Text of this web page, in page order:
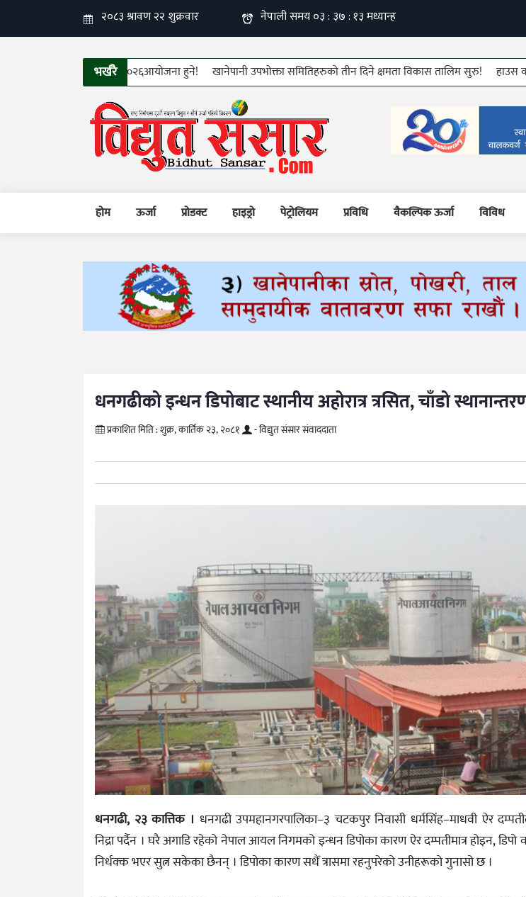
भर्खरै
फिन इलेक्ट्रो–टेक २०२६आयोजना हुने! खानेपानी उपभोक्ता समितिहरुको तीन दिने क्षमता विकास तालिम सुरु! हाउस वायरीङ्ग
होम ऊर्जा प्रोडक्ट हाइड्रो पेट्रोलियम प्रविधि वैकल्पिक ऊर्जा विविध
धनगढीको इन्धन डिपोबाट स्थानीय अहोरात्र त्रसित, चाँडो
प्रकाशित मिति :शुक्र, कार्तिक २३, २०८१ - विद्युत संसार संवाददाता
धनगढी, २३ कात्तिक । धनगढी उपमहानगरपालिका–३ चटकपुर निवासी धर्मसिंह–माधवी ऐर
निद्रा पर्दैन । घरै अगाडि रहेको नेपाल आयल निगमको इन्धन डिपोका कारण ऐर दम्पतीमात्र होइन, डिपो
निर्धक्क भएर सुत्न सकेका छैनन् । डिपोका कारण सधैँ त्रासमा रहनुपरेको उनीहरूको गुनासो छ ।